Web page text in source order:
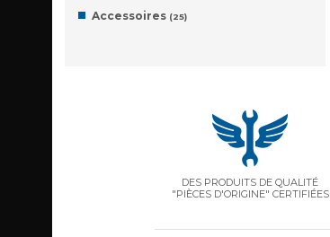
Accessoires (25)
DES PRODUITS DE QUALITÉ
"PIÈCES D'ORIGINE" CERTIFIÉES